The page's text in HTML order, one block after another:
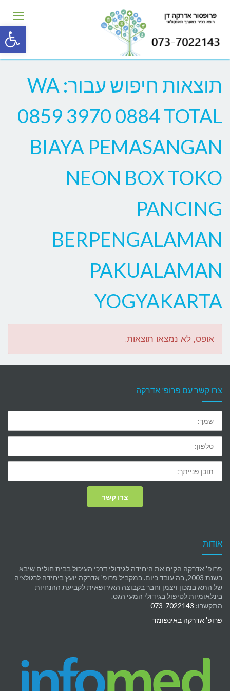
תוצאות חיפוש עבור: WA
0859 3970 0884 TOTAL
BIAYA PEMASANGAN
NEON BOX TOKO
PANCING
BERPENGALAMAN
PAKUALAMAN
YOGYAKARTA
אופס, לא נמצאו תוצאות.
צרו קשר עם פרופ' אדרקה
צרו קשר
אודות
פרופ' אדרקה הקים את היחידה לגידולי דרכי העיכול בבית חולים שיבא
בשנת 2003, בה עובד כיום. במקביל פרופ' אדרקה יועץ ביחידה לרגולציה
של התא במכון ויצמן וחבר בקבוצה האירופאית לקביעת ההנחיות
בינלאומיות לטיפול בגידולי המעי הגס.
התקשרו: 073-7022143
פרופ' אדרקה באינפומד